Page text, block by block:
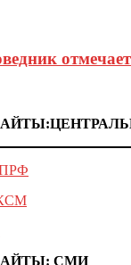
отмечает
СМИ